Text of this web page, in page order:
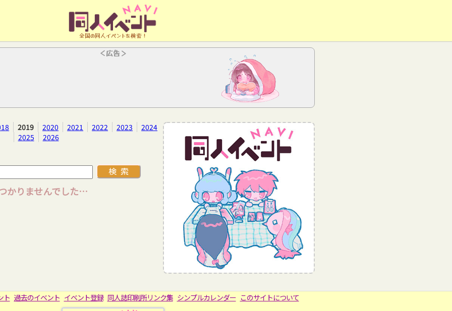
全国の同人イベントを検索！
＜広告＞
2019 2020 2021 2022 2023
2024
2025
2026
かりませんでした…
ト 過去のイベント イベント登録 同人誌印刷所リンク集 シンプルカレンダー このサイトについて